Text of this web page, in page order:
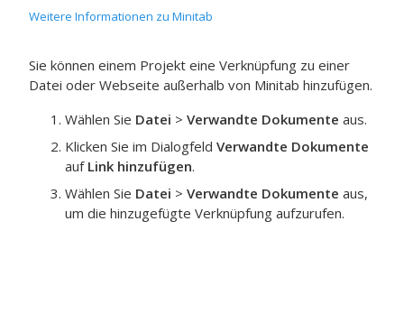
Weitere Informationen zu Minitab
Sie können einem Projekt eine Verknüpfung zu einer
Datei oder Webseite außerhalb von Minitab hinzufügen.
Wählen Sie Datei > Verwandte Dokumente aus.
Klicken Sie im Dialogfeld Verwandte Dokumente
auf Link hinzufügen.
Wählen Sie Datei > Verwandte Dokumente aus,
um die hinzugefügte Verknüpfung aufzurufen.